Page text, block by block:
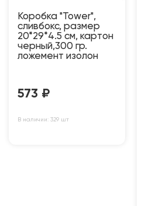
Коробка "Tower",
сливбокс, размер
20*29*4.5 см, картон
черный,300 гр.
ложемент изолон
573 ₽
В наличии: 329 шт